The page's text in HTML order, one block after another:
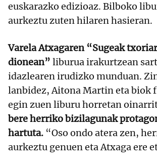
euskarazko edizioaz. Bilboko
aurkeztu zuten hilaren hasieran.
Varela Atxagaren “Sugeak
dionean” liburua irakurtzean
idazlearen irudizko munduan.
lanbidez, Aitona Martin eta biok
egin zuen liburu horretan
bere herriko bizilagunak
hartuta. “Oso ondo atera zen,
aurkeztu genuen eta Atxaga ere